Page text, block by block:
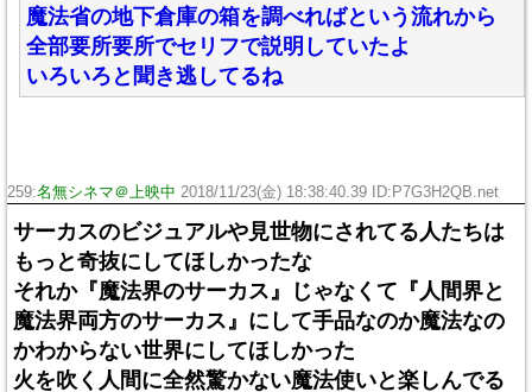
魔法省の地下倉庫の箱を調べればという流れから
全部要所要所でセリフで説明していたよ
いろいろと聞き逃してるね
259:名無シネマ＠上映中 2018/11/23(金) 18:38:40.39 ID:P7G3H2QB.net
サーカスのビジュアルや見世物にされてる人たちは
もっと奇抜にしてほしかったな
それか『魔法界のサーカス』じゃなくて『人間界と
魔法界両方のサーカス』にして手品なのか魔法なの
かわからない世界にしてほしかった
火を吹く人間に全然驚かない魔法使いと楽しんでる